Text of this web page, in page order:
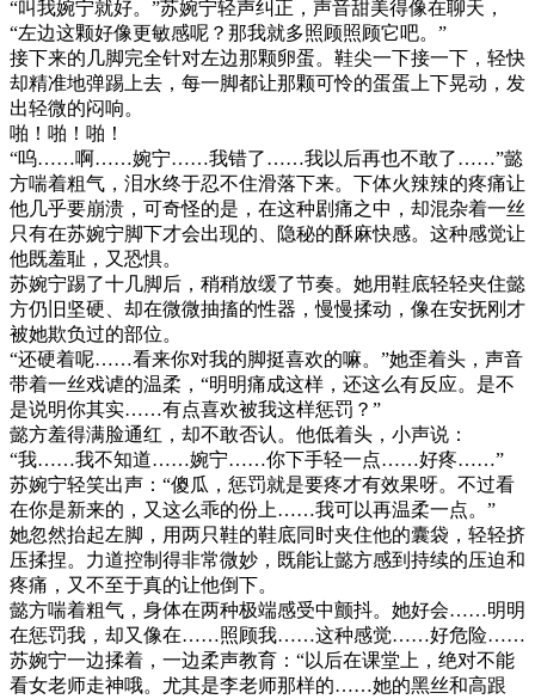
“叫我婉宁就好。”苏婉宁轻声纠正，声音甜美得像在聊天，
“左边这颗好像更敏感呢？那我就多照顾照顾它吧。”
接下来的几脚完全针对左边那颗卵蛋。鞋尖一下接一下，轻快
却精准地弹踢上去，每一脚都让那颗可怜的蛋蛋上下晃动，发
出轻微的闷响。
啪！啪！啪！
“呜……啊……婉宁……我错了……我以后再也不敢了……”懿
方喘着粗气，泪水终于忍不住滑落下来。下体火辣辣的疼痛让
他几乎要崩溃，可奇怪的是，在这种剧痛之中，却混杂着一丝
只有在苏婉宁脚下才会出现的、隐秘的酥麻快感。这种感觉让
他既羞耻，又恐惧。
苏婉宁踢了十几脚后，稍稍放缓了节奏。她用鞋底轻轻夹住懿
方仍旧坚硬、却在微微抽搐的性器，慢慢揉动，像在安抚刚才
被她欺负过的部位。
“还硬着呢……看来你对我的脚挺喜欢的嘛。”她歪着头，声音
带着一丝戏谑的温柔，“明明痛成这样，还这么有反应。是不
是说明你其实……有点喜欢被我这样惩罚？”
懿方羞得满脸通红，却不敢否认。他低着头，小声说：
“我……我不知道……婉宁……你下手轻一点……好疼……”
苏婉宁轻笑出声：“傻瓜，惩罚就是要疼才有效果呀。不过看
在你是新来的，又这么乖的份上……我可以再温柔一点。”
她忽然抬起左脚，用两只鞋的鞋底同时夹住他的囊袋，轻轻挤
压揉捏。力道控制得非常微妙，既能让懿方感到持续的压迫和
疼痛，又不至于真的让他倒下。
懿方喘着粗气，身体在两种极端感受中颤抖。她好会……明明
在惩罚我，却又像在……照顾我……这种感觉……好危险……
苏婉宁一边揉着，一边柔声教育：“以后在课堂上，绝对不能
看女老师走神哦。尤其是李老师那样的……她的黑丝和高跟